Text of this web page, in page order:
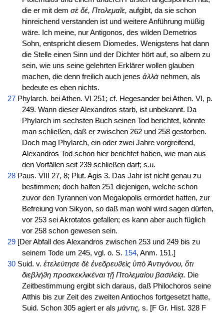
die er mit dem σὲ δέ, Πτολεμαῖε, aufgibt, da sie schon
hinreichend verstanden ist und weitere Anführung müßig
wäre. Ich meine, nur Antigonos, des wilden Demetrios
Sohn, entspricht diesem Diomedes. Wenigstens hat dann
die Stelle einen Sinn und der Dichter hört auf, so albern zu
sein, wie uns seine gelehrten Erklärer wollen glauben
machen, die denn freilich auch jenes ἀλλὰnehmen, als
bedeute es eben nichts.
27Phylarch. bei Athen. VI 251; cf. Hegesander bei Athen. VI, p.
249. Wann dieser Alexandros starb, ist unbekannt. Da
Phylarch im sechsten Buch seinen Tod berichtet, könnte
man schließen, daß er zwischen 262 und 258 gestorben.
Doch mag Phylarch, ein oder zwei Jahre vorgreifend,
Alexandros Tod schon hier berichtet haben, wie man aus
den Vorfällen seit 239 schließen darf; s.u.
28Paus. VIII 27, 8; Plut. Agis 3. Das Jahr ist nicht genau zu
bestimmen; doch halfen 251 diejenigen, welche schon
zuvor den Tyrannen von Megalopolis ermordet hatten, zur
Befreiung von Sikyon, so daß man wohl wird sagen dürfen,
vor 253 sei Akrotatos gefallen; es kann aber auch füglich
vor 258 schon gewesen sein.
29[Der Abfall des Alexandros zwischen 253 und 249 bis zu
seinem Tode um 245, vgl. o. S. 154, Anm. 151.]
30Suid. v. ἐτελεύτησε δὲ ἐνεδρευϑεὶς ὑπὸ Ἀντιγόνου, ὅτι
διεβλήϑη προσκεκλικέναι τῇ Πτολεμαίου βασιλείᾳ. Die
Zeitbestimmung ergibt sich daraus, daß Philochoros seine
Atthis bis zur Zeit des zweiten Antiochos fortgesetzt hatte,
Suid. Schon 305 agiert er als μάντις, s. [F Gr. Hist. 328 F